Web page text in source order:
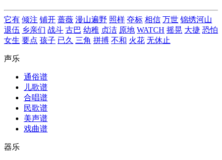
它有 倾注 铺开 蔷薇 漫山遍野 照样 夺标 相信 万世 锦绣河山
退伍 乡亲们 战斗 古巴 幼稚 贞洁 原地 WATCH 摇晃 大捷 恐怕
女生 要点 孩子 已久 三角 拼搏 不和 火花 无休止
声乐
通俗谱
儿歌谱
合唱谱
民歌谱
美声谱
戏曲谱
器乐